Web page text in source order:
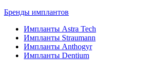
Бренды имплантов
Импланты Astra Tech
Импланты Straumann
Импланты Anthogyr
Импланты Dentium